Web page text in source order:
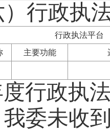
）行政执
行政执法平台
主要功能
度行政执
我委未收